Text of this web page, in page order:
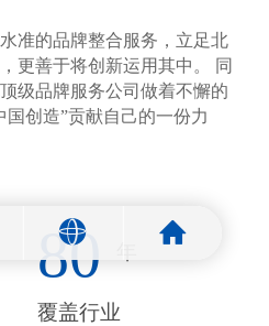
准的品牌整合服务，立足北
更善于将创新运用其中。 同
级品牌服务公司做着不懈的
创造”贡献自己的一份力
覆盖行业
80